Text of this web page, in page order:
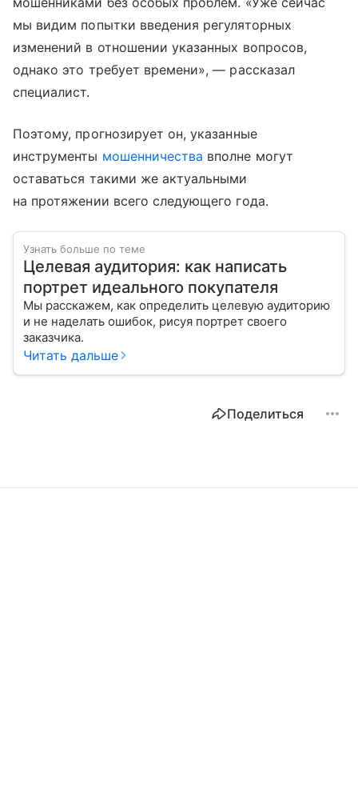
мы видим попытки введения регуляторных
изменений в отношении указанных вопросов,
однако это требует времени», — рассказал
специалист.
Поэтому, прогнозирует он, указанные
инструменты мошенничества вполне могут
оставаться такими же актуальными
на протяжении всего следующего года.
Узнать больше по теме
Целевая аудитория: как написать
портрет идеального покупателя
Мы расскажем, как определить целевую аудиторию
и не наделать ошибок, рисуя портрет своего
заказчика.
Читать дальше
Поделиться